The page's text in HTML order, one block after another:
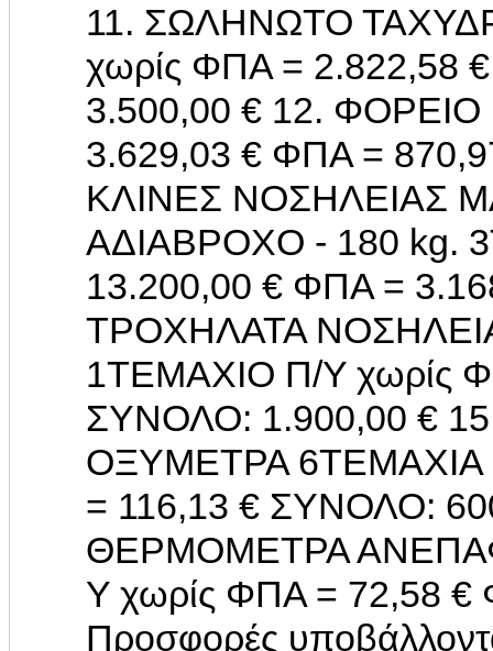
11. ΣΩΛΗΝΩΤΟ
χωρίς ΦΠΑ = 2.822,58
3.500,00 € 12.
3.629,03 € ΦΠΑ =
ΚΛΙΝΕΣ ΝΟΣΗΛΕΙΑΣ
ΑΔΙΑΒΡΟΧΟ - 180 kg.
13.200,00 € ΦΠΑ =
ΤΡΟΧΗΛΑΤΑ
1ΤΕΜΑΧΙΟ Π/Υ χωρίς
ΣΥΝΟΛΟ: 1.900,00 €
ΟΞΥΜΕΤΡΑ 6ΤΕΜΑΧΙΑ
= 116,13 € ΣΥΝΟΛΟ:
ΘΕΡΜΟΜΕΤΡΑ
Υ χωρίς ΦΠΑ = 72,58
Προσφορές